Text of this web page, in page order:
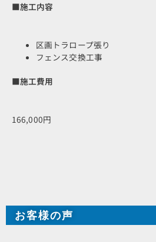
■施工内容
区画トラロープ張り
フェンス交換工事
■施工費用
166,000円
お客様の声